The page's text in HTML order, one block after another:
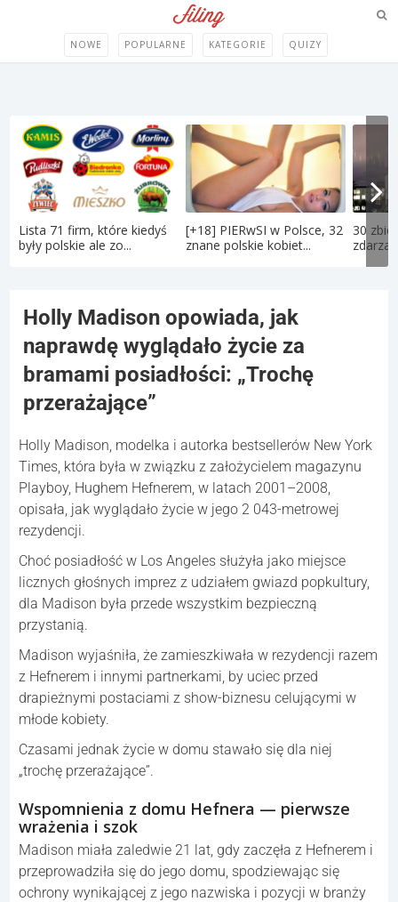
NOWE POPULARNE KATEGORIE QUIZY
Lista 71 firm, które kiedyś
były polskie ale zo...
[+18] PIERwSI w Polsce, 32
znane polskie kobiet...
30
Holly Madison opowiada, jak
naprawdę wyglądało życie za
bramami posiadłości: „Trochę
przerażające”
Holly Madison, modelka i autorka bestsellerów New York
Times, która była w związku z założycielem magazynu
Playboy, Hughem Hefnerem, w latach 2001–2008,
opisała, jak wyglądało życie w jego 2 043-metrowej
rezydencji.
Choć posiadłość w Los Angeles służyła jako miejsce
licznych głośnych imprez z udziałem gwiazd popkultury,
dla Madison była przede wszystkim bezpieczną
przystanią.
Madison wyjaśniła, że zamieszkiwała w rezydencji razem
z Hefnerem i innymi partnerkami, by uciec przed
drapieżnymi postaciami z show-biznesu celującymi w
młode kobiety.
Czasami jednak życie w domu stawało się dla niej
„trochę przerażające”.
Wspomnienia z domu Hefnera — pierwsze
wrażenia i szok
Madison miała zaledwie 21 lat, gdy zaczęła z Hefnerem i
przeprowadziła się do jego domu, spodziewając się
ochrony wynikającej z jego nazwiska i pozycji w branży